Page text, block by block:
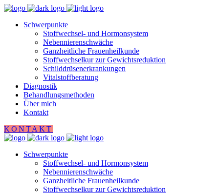
Schwerpunkte
Stoffwechsel- und Hormonsystem
Nebennierenschwäche
Ganzheitliche Frauenheilkunde
Stoffwechselkur zur Gewichtsreduktion
Schilddrüsenerkrankungen
Vitalstoffberatung
Diagnostik
Behandlungsmethoden
Über mich
Kontakt
KONTAKT
Schwerpunkte
Stoffwechsel- und Hormonsystem
Nebennierenschwäche
Ganzheitliche Frauenheilkunde
Stoffwechselkur zur Gewichtsreduktion